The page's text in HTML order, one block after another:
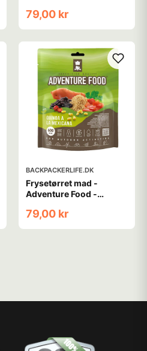
79,00 kr
BACKPACKERLIFE.DK
Frysetørret mad -
Adventure Food -
79,00 kr